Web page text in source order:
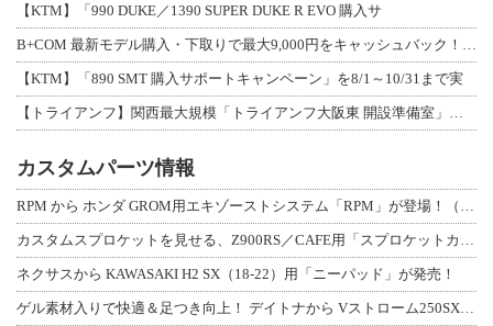
【KTM】「990 DUKE／1390 SUPER DUKE R EVO 購入サ
【KTM】「890 SMT 購入サポートキャンペーン」を8/1～10/31まで実
カスタムパーツ情報
ネクサスから KAWASAKI H2 SX（18-22）用「ニーパッド」が発売！